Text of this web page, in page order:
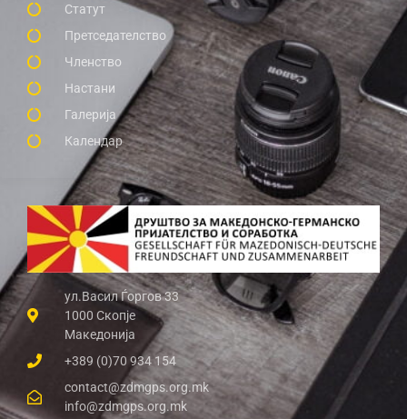
ул.Васил Ѓоргов 33
1000 Скопје
Македонија
+389 (0)70 934 154
contact@zdmgps.org.mk
info@zdmgps.org.mk
Статут
Претседателство
Членство
Настани
Галерија
Календар